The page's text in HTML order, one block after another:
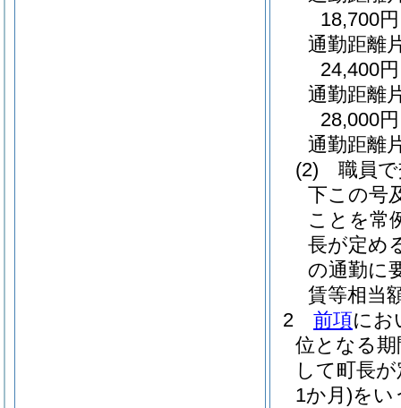
18,700円
通勤距離
24,400円
通勤距離
28,000円
通勤距離
(2)
職員
下この号
ことを常
長が定め
の通勤に
賃等相当
2
前項にお
位となる
して町長
1か月)をい